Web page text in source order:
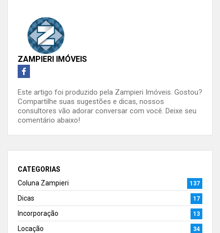
ZAMPIERI IMÓVEIS
Este artigo foi produzido pela Zampieri Imóveis. Gostou?
Compartilhe suas sugestões e dicas, nossos
consultores vão adorar conversar com você. Deixe seu
comentário abaixo!
CATEGORIAS
Coluna Zampieri
137
Dicas 17
Incorporação 13
Locação 34